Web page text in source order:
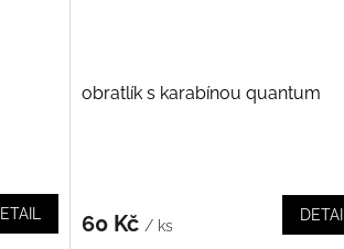
obratlík s karabínou quantum
60 Kč / ks
DETAIL